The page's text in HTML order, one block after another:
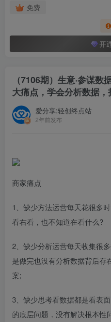
免费
开
（7106期）生意·参谋
大痛点，学会分析数据，
爱分享:轻创终点站
2年前发布
商家痛点
1、缺少方法运营每天花很多
看右看，也不知道在看什么?
2、缺少分析运营每天收集很
是做完也没有分析数据背后存
案;
3、缺少思考看数据都是看表
的底层问题，没有解决根本性